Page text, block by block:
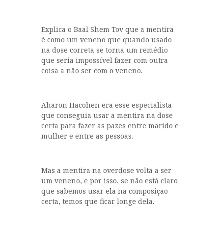
Explica o Baal Shem Tov que a mentira
é como um veneno que quando usado
na dose correta se torna um remédio
que seria impossível fazer com outra
coisa a não ser com o veneno.
Aharon Hacohen era esse especialista
que conseguia usar a mentira na dose
certa para fazer as pazes entre marido e
mulher e entre as pessoas.
Mas a mentira na overdose volta a ser
um veneno, e por isso, se não está claro
que sabemos usar ela na composição
certa, temos que ficar longe dela.